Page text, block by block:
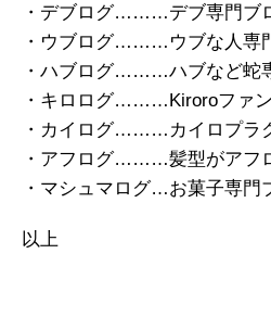
・デブログ………デブ専門ブ
・ウブログ………ウブな人専
・ハブログ………ハブなど蛇
・キロログ………Kiroroファ
・カイログ………カイロプラ
・アフログ………髪型がアフ
・マシュマログ…お菓子専門
以上